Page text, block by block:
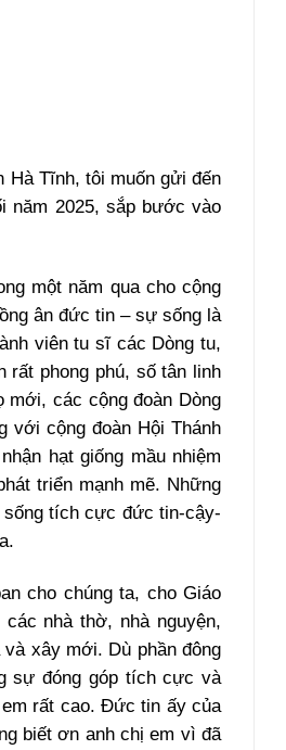
Hà Tĩnh, tôi muốn gửi đến
năm 2025, sắp bước vào
một năm qua cho cộng
ân đức tin – sự sống là
viên tu sĩ các Dòng tu,
rất phong phú, số tân linh
các cộng đoàn Dòng
với cộng đoàn Hội Thánh
hạt giống mầu nhiệm
triển mạnh mẽ. Những
tích cực đức tin-cậy-
cho chúng ta, cho Giáo
nhà thờ, nhà nguyện,
xây mới. Dù phần đông
sự đóng góp tích cực và
em rất cao. Đức tin ấy của
biết ơn anh chị em vì đã